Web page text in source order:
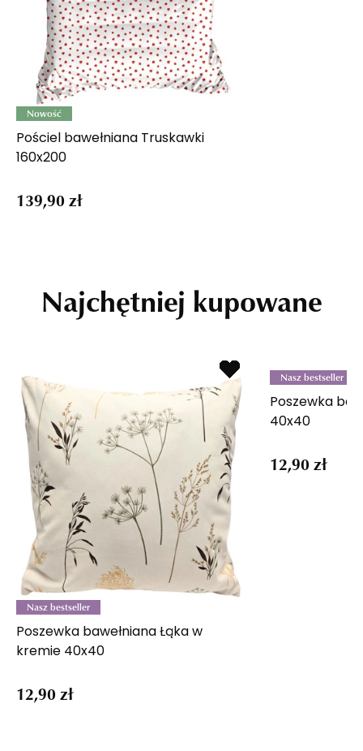
Nowość
Pościel bawełniana Truskawki
160x200
139,90 zł
Najchętniej kupowane
Nasz bestseller
Poszewka bawełniana Łąka w
kremie 40x40
12,90 zł
Nasz bestseller
Poszewka
40x40
12,90 zł